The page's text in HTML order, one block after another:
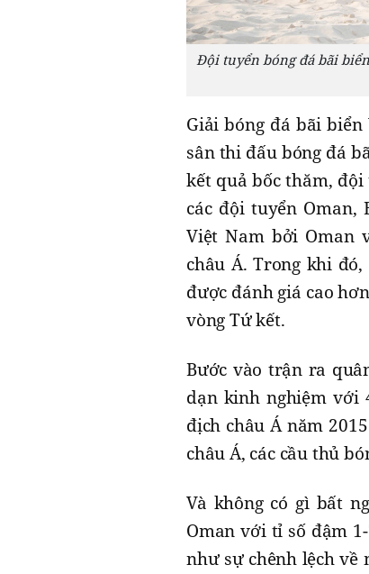
Đội tuyển bóng đá bãi
Giải bóng đá bãi biển
sân thi đấu bóng đá
kết quả bốc thăm,
các đội tuyển
Việt Nam bởi Oman
châu Á. Trong khi
được đánh giá cao
vòng Tứ kết.
Bước vào trận ra
dạn kinh nghiệm với
địch châu Á năm
châu Á, các cầu thủ
Và không có gì bất
Oman với tỉ số đậm
như sự chênh lệch về